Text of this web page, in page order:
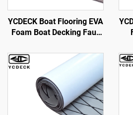
YCDECK Boat Flooring EVA
Foam Boat Decking Faux
Mat Boat Carpet Sheet
para sa Jon Boats Swim
Platform Helm Pad RV
Floor